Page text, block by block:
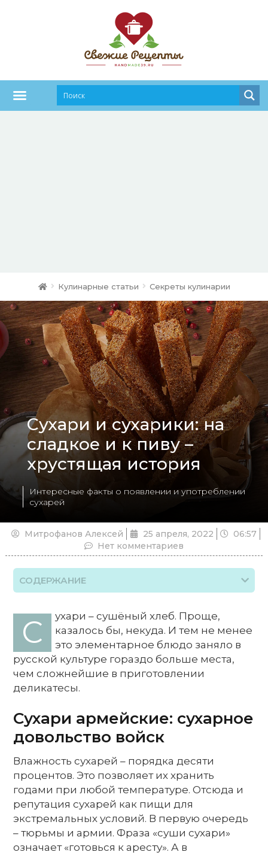
Кулинарные статьи Секреты кулинарии
Сухари и сухарики: на
сладкое и к пиву –
хрустящая история
Интересные факты о появлении и употреблении
сухарей
Митрофанов Алексей 25 апреля, 2022
06:57
Нет комментариев
СОДЕРЖАНИЕ
С
ухари – сушёный хлеб. Проще,
казалось бы, некуда. И тем не менее
это элементарное блюдо заняло в
русской культуре гораздо больше места,
чем сложнейшие в приготовлении
деликатесы.
Сухари армейские: сухарное
довольство войск
Влажность сухарей – порядка десяти
процентов. Это позволяет их хранить
годами при любой температуре. Отсюда и
репутация сухарей как пищи для
экстремальных условий. В первую очередь
– тюрьмы и армии. Фраза «суши сухари»
означает «готовься к аресту». А в